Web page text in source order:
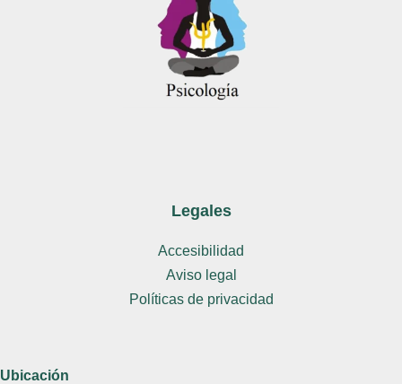
Legales
Accesibilidad
Aviso legal
Políticas de privacidad
Ubicación